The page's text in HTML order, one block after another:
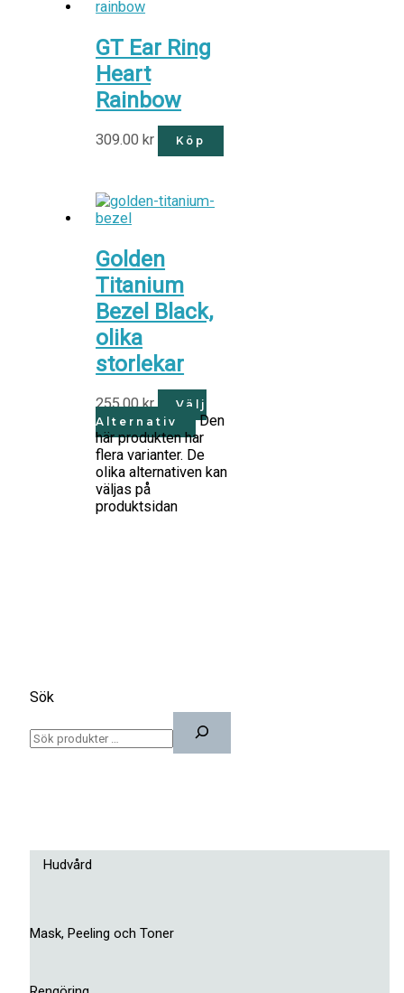
Sök
Hudvård
Mask, Peeling och Toner
GT Ear Ring
Heart
Rainbow
309.00 kr Köp
Golden
Titanium
Bezel Black,
olika
storlekar
255.00kr
Välj
Alternativ
Den
här produkten har
flera varianter. De
olika alternativen kan
väljas på
produktsidan